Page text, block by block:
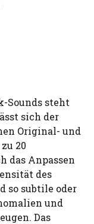
Sounds steht
sich der
Original- und
20
das Anpassen
des
so subtile oder
und
Das